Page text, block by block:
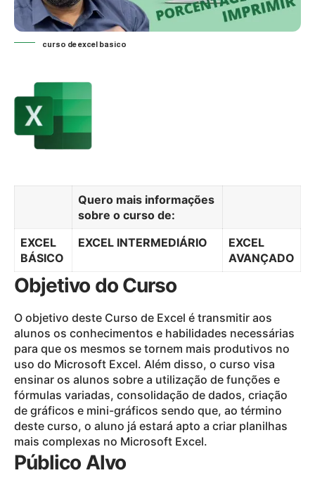
curso de excel basico
Quero mais informações
sobre o curso de:
EXCEL
BÁSICO
EXCEL INTERMEDIÁRIO
EXCEL
AVANÇADO
Objetivo do Curso
O objetivo deste Curso de Excel é transmitir aos
alunos os conhecimentos e habilidades necessárias
para que os mesmos se tornem mais produtivos no
uso do Microsoft Excel. Além disso, o curso visa
ensinar os alunos sobre a utilização de funções e
fórmulas variadas, consolidação de dados, criação
de gráficos e mini-gráficos sendo que, ao término
deste curso, o aluno já estará apto a criar planilhas
mais complexas no Microsoft Excel.
Público Alvo